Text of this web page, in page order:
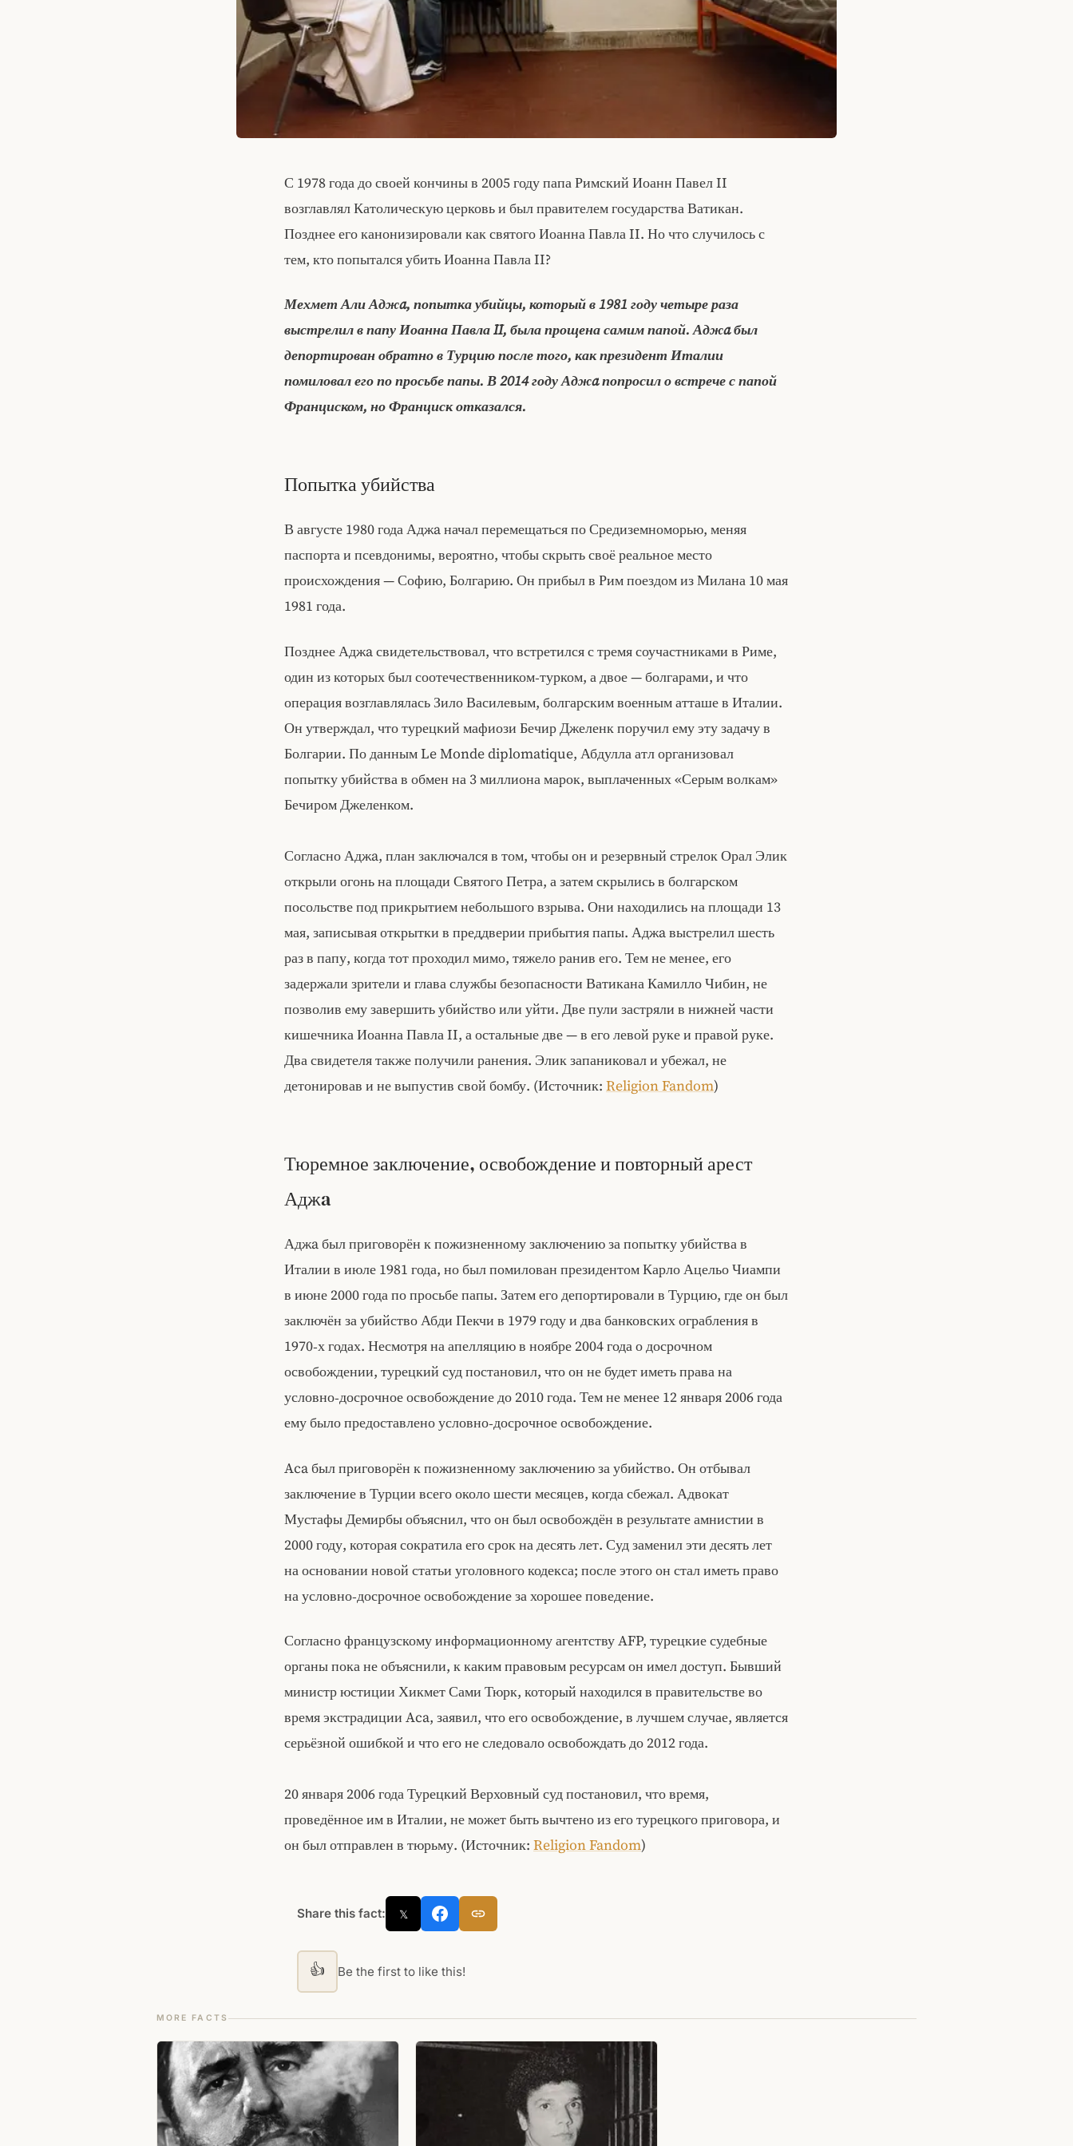
С 1978 года до своей кончины в 2005 году папа Римский Иоанн Павел II
возглавлял Католическую церковь и был правителем государства Ватикан.
Позднее его канонизировали как святого Иоанна Павла II. Но что случилось с
тем, кто попытался убить Иоанна Павла II?
Мехмет Али Аджa, попытка убийцы, который в 1981 году четыре раза
выстрелил в папу Иоанна Павла II, была прощена самим папой. Аджa был
депортирован обратно в Турцию после того, как президент Италии
помиловал его по просьбе папы. В 2014 году Аджa попросил о встрече с папой
Франциском, но Франциск отказался.
Попытка убийства
В августе 1980 года Аджa начал перемещаться по Средиземноморью, меняя
паспорта и псевдонимы, вероятно, чтобы скрыть своё реальное место
происхождения — Софию, Болгарию. Он прибыл в Рим поездом из Милана 10 мая
1981 года.
Позднее Аджa свидетельствовал, что встретился с тремя соучастниками в Риме,
один из которых был соотечественником‑турком, а двое — болгарами, и что
операция возглавлялась Зило Василевым, болгарским военным атташе в Италии.
Он утверждал, что турецкий мафиози Бечир Джеленк поручил ему эту задачу в
Болгарии. По данным Le Monde diplomatique, Абдулла атл организовал
попытку убийства в обмен на 3 миллиона марок, выплаченных «Серым волкам»
Бечиром Джеленком.
Согласно Аджa, план заключался в том, чтобы он и резервный стрелок Орал Элик
открыли огонь на площади Святого Петра, а затем скрылись в болгарском
посольстве под прикрытием небольшого взрыва. Они находились на площади 13
мая, записывая открытки в преддверии прибытия папы. Аджa выстрелил шесть
раз в папу, когда тот проходил мимо, тяжело ранив его. Тем не менее, его
задержали зрители и глава службы безопасности Ватикана Камилло Чибин, не
позволив ему завершить убийство или уйти. Две пули застряли в нижней части
кишечника Иоанна Павла II, а остальные две — в его левой руке и правой руке.
Два свидетеля также получили ранения. Элик запаниковал и убежал, не
детонировав и не выпустив свой бомбу. (Источник: Religion Fandom)
Тюремное заключение, освобождение и повторный арест
Аджa
Аджa был приговорён к пожизненному заключению за попытку убийства в
Италии в июле 1981 года, но был помилован президентом Карло Ацельо Чиампи
в июне 2000 года по просьбе папы. Затем его депортировали в Турцию, где он был
заключён за убийство Абди Пекчи в 1979 году и два банковских ограбления в
1970‑х годах. Несмотря на апелляцию в ноябре 2004 года о досрочном
освобождении, турецкий суд постановил, что он не будет иметь права на
условно‑досрочное освобождение до 2010 года. Тем не менее 12 января 2006 года
ему было предоставлено условно‑досрочное освобождение.
Aca был приговорён к пожизненному заключению за убийство. Он отбывал
заключение в Турции всего около шести месяцев, когда сбежал. Адвокат
Мустафы Демирбы объяснил, что он был освобождён в результате амнистии в
2000 году, которая сократила его срок на десять лет. Суд заменил эти десять лет
на основании новой статьи уголовного кодекса; после этого он стал иметь право
на условно‑досрочное освобождение за хорошее поведение.
Согласно французскому информационному агентству AFP, турецкие судебные
органы пока не объяснили, к каким правовым ресурсам он имел доступ. Бывший
министр юстиции Хикмет Сами Тюрк, который находился в правительстве во
время экстрадиции Aca, заявил, что его освобождение, в лучшем случае, является
серьёзной ошибкой и что его не следовало освобождать до 2012 года.
20 января 2006 года Турецкий Верховный суд постановил, что время,
проведённое им в Италии, не может быть вычтено из его турецкого приговора, и
он был отправлен в тюрьму. (Источник: Religion Fandom)
Share this fact: 𝕏
👍 Be the first to like this!
MORE FACTS